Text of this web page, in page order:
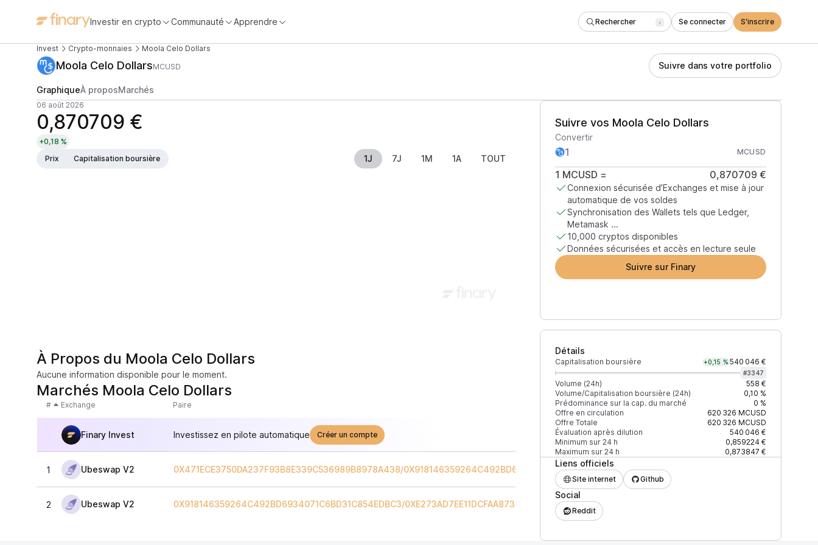
Investir en crypto Communauté Apprendre Rechercher / Se connecter S'inscrire
Invest Crypto-monnaies Moola Celo Dollars
Moola Celo DollarsMCUSD Suivre dans votre portfolio
GraphiqueÀ proposMarchés
06 août 2026
0,870709 €
+0,18 %
Prix
Capitalisation boursière 1J 7J 1M 1A TOUT
Suivre vos Moola Celo Dollars
Convertir
MCUSD
1 MCUSD = 0,870709 €
Connexion sécurisée d’Exchanges et mise à jour
automatique de vos soldes
Synchronisation des Wallets tels que Ledger,
Metamask ...
10,000 cryptos disponibles
Données sécurisées et accès en lecture seule
Suivre sur Finary
Détails
Capitalisation boursière +0,15 % 540 046 €
#3347
Volume (24h)
558 €
Volume/Capitalisation boursière (24h)
0,10 %
Prédominance sur la cap. du marché
0 %
Offre en circulation
620 326 MCUSD
Offre Totale
620 326 MCUSD
Évaluation après dilution
540 046 €
Minimum sur 24 h
0,859224 €
Maximum sur 24 h
0,873847 €
Liens officiels
Site internet Github
Social
Reddit
À Propos du Moola Celo Dollars
Aucune information disponible pour le moment.
Marchés Moola Celo Dollars
# Exchange Paire +2% depth
Finary Invest Investissez en pilote automatique Créer un compte
1 Ubeswap V2 0X471ECE3750DA237F93B8E339C536989B8978A438/0X918146359264C492BD6934071C6BD31C854EDBC3
2 Ubeswap V2 0X918146359264C492BD6934071C6BD31C854EDBC3/0XE273AD7EE11DCFAA87383AD5977EE1504AC07568